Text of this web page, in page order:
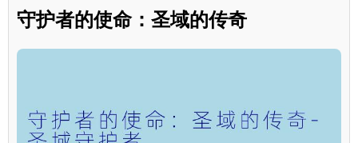
守护者的使命：圣域的传奇